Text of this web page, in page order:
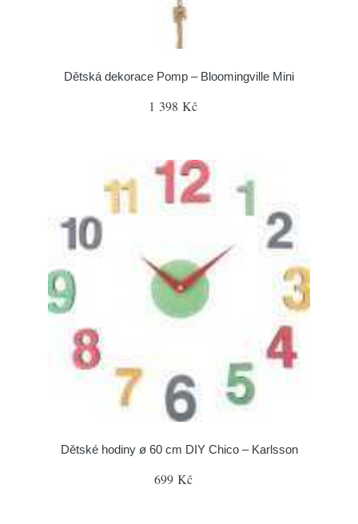
Dětská dekorace Pomp – Bloomingville Mini
1 398 Kč
Dětské hodiny ø 60 cm DIY Chico – Karlsson
699 Kč